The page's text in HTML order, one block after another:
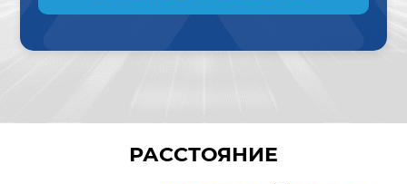
РАССТОЯНИЕ